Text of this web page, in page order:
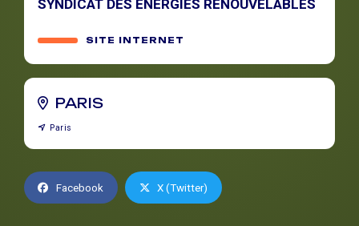
SYNDICAT DES ENERGIES RENOUVELABLES
SITE INTERNET
PARIS
Paris
Facebook X (Twitter)